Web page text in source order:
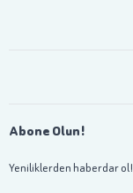
Abone Olun!
Yeniliklerden haberdar ol!